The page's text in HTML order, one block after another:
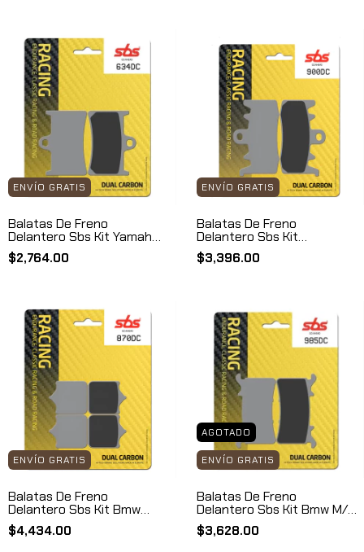
ENVÍO GRATIS
Balatas De Freno
Delantero Sbs Kit Yamaha
R6 R1 Mt10 B634dc
$2,764.00
ENVÍO GRATIS
Balatas De Freno
Delantero Sbs Kit
V2/multiestrada/xr
B900dc
$3,396.00
ENVÍO GRATIS
Balatas De Freno
Delantero Sbs Kit Bmw
B870dc
$4,434.00
AGOTADO
ENVÍO GRATIS
Balatas De Freno
Delantero Sbs Kit Bmw M/s
1000r/rr B985dc
$3,628.00